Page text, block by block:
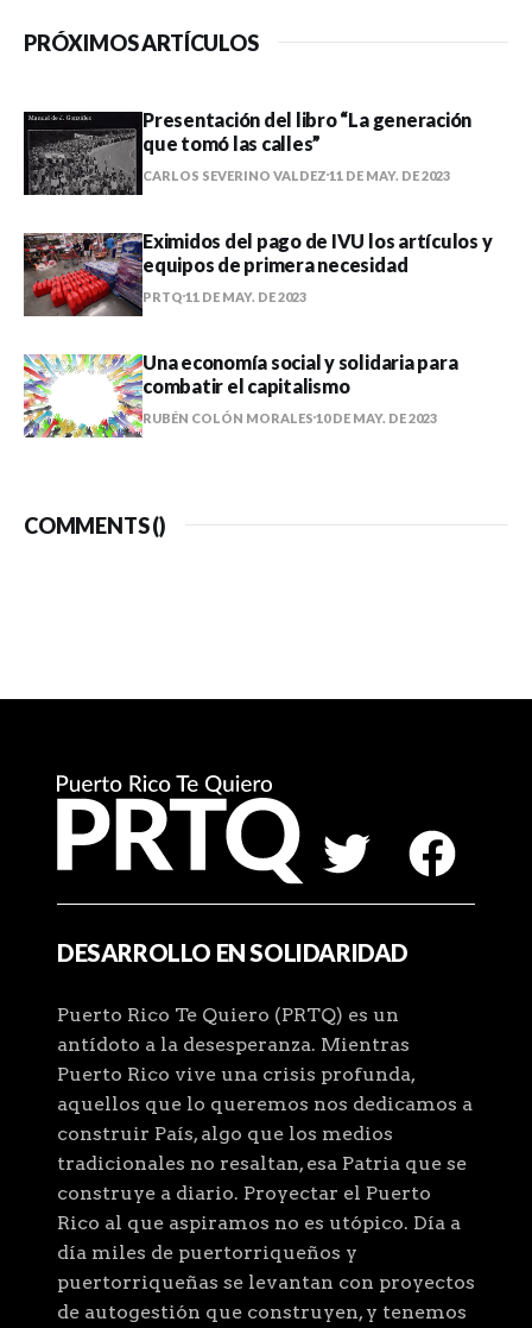
PRÓXIMOS ARTÍCULOS
Presentación del libro “La generación
que tomó las calles”
CARLOS SEVERINO VALDEZ 11 DE MAY. DE 2023
Eximidos del pago de IVU los artículos y
equipos de primera necesidad
PRTQ 11 DE MAY. DE 2023
Una economía social y solidaria para
combatir el capitalismo
RUBÉN COLÓN MORALES 10 DE MAY. DE 2023
COMMENTS ()
DESARROLLO EN SOLIDARIDAD
Puerto Rico Te Quiero (PRTQ) es un
antídoto a la desesperanza. Mientras
Puerto Rico vive una crisis profunda,
aquellos que lo queremos nos dedicamos a
construir País, algo que los medios
tradicionales no resaltan, esa Patria que se
construye a diario. Proyectar el Puerto
Rico al que aspiramos no es utópico. Día a
día miles de puertorriqueños y
puertorriqueñas se levantan con proyectos
de autogestión que construyen, y tenemos